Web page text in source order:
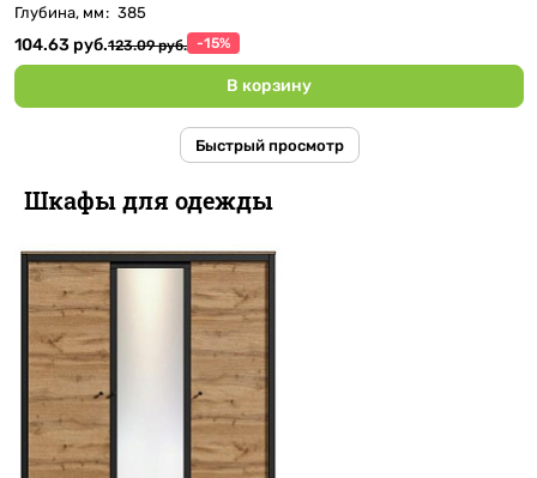
Глубина, мм: 385
104.63 руб.123.09 руб. -15%
В корзину
Быстрый просмотр
Шкафы для одежды